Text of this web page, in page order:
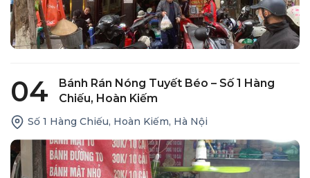
04
Bánh Rán Nóng Tuyết Béo – Số 1 Hàng
Chiếu, Hoàn Kiếm
Số 1 Hàng Chiếu, Hoàn Kiếm, Hà Nội